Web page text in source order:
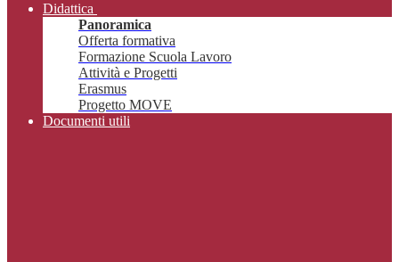
Didattica
Panoramica
Offerta formativa
Formazione Scuola Lavoro
Attività e Progetti
Erasmus
Progetto MOVE
Documenti utili